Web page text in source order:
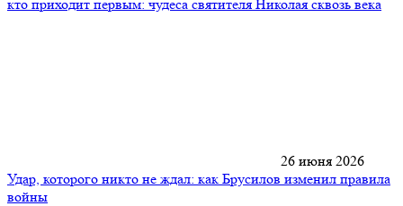
кто приходит первым: чудеса святителя Николая сквозь века
26 июня 2026
Удар, которого никто не ждал: как Брусилов изменил правила
войны